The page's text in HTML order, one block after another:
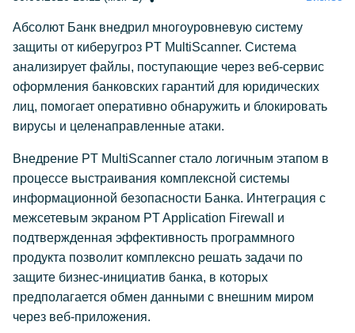
Абсолют Банк внедрил многоуровневую систему
защиты от киберугроз PT MultiScanner. Система
анализирует файлы, поступающие через веб-сервис
оформления банковских гарантий для юридических
лиц, помогает оперативно обнаружить и блокировать
вирусы и целенаправленные атаки.
Внедрение PT MultiScanner стало логичным этапом в
процессе выстраивания комплексной системы
информационной безопасности Банка. Интеграция с
межсетевым экраном PT Application Firewall и
подтвержденная эффективность программного
продукта позволит комплексно решать задачи по
защите бизнес-инициатив банка, в которых
предполагается обмен данными с внешним миром
через веб-приложения.